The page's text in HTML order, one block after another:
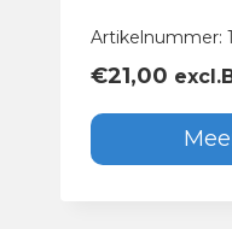
Artikelnummer:
€21,00